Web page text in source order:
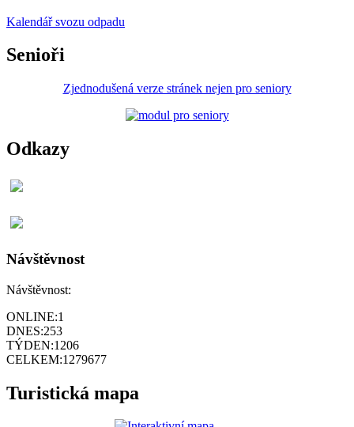
Kalendář svozu odpadu
Senioři
Zjednodušená verze stránek nejen pro seniory
Odkazy
Návštěvnost
Návštěvnost:
ONLINE:1
DNES:253
TÝDEN:1206
CELKEM:1279677
Turistická mapa